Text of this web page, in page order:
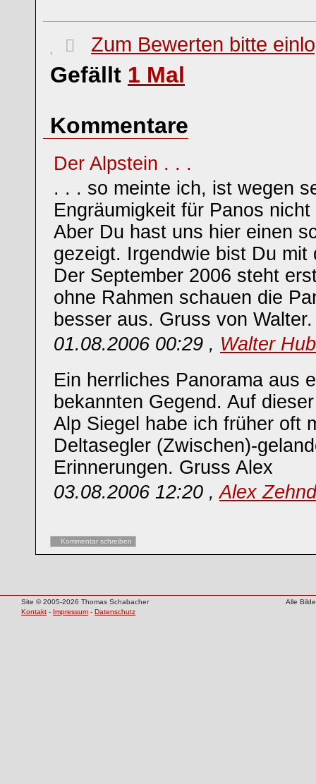
Zum Bewerten bitte
Gefällt 1 Mal
Kommentare
Der Alpstein . . .
. . . so meinte ich, ist wegen
Engräumigkeit für Panos
Aber Du hast uns hier einen
gezeigt. Irgendwie bist Du mit
Der September 2006 steht
ohne Rahmen schauen die
besser aus. Gruss von Walter.
01.08.2006 00:29 , Walter
Ein herrliches Panorama aus
bekannten Gegend. Auf
Alp Siegel habe ich früher oft
Deltasegler (Zwischen)-
Erinnerungen. Gruss Alex
03.08.2006 12:20 ,Alex
Kommentar schreiben
Site © 2005-2026 Thomas Schabacher
Alle
Kontakt - Impressum - Datenschutz